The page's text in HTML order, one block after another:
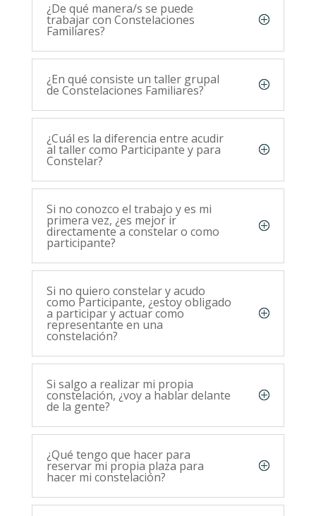
¿De qué manera/s se puede
trabajar con Constelaciones
Familiares?
¿En qué consiste un taller grupal
de Constelaciones Familiares?
¿Cuál es la diferencia entre acudir
al taller como Participante y para
Constelar?
Si no conozco el trabajo y es mi
primera vez, ¿es mejor ir
directamente a constelar o como
participante?
Si no quiero constelar y acudo
como Participante, ¿estoy obligado
a participar y actuar como
representante en una
constelación?
Si salgo a realizar mi propia
constelación, ¿voy a hablar delante
de la gente?
¿Qué tengo que hacer para
reservar mi propia plaza para
hacer mi constelación?